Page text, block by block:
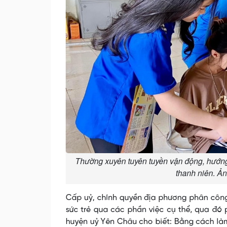
Thường xuyên tuyên tuyền vận động,
thanh niên.
Cấp uỷ, chính quyền địa phương phân
sức trẻ qua các phần việc cụ thể, qua đó
huyện uỷ Yên Châu cho biết: Bằng cách